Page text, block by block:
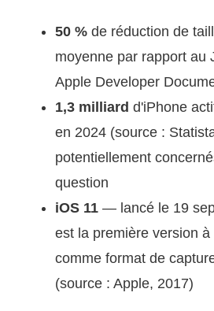
50 % de réduction de
moyenne par rapport au
Apple Developer
1,3 milliard d'iPhone
en 2024 (source :
potentiellement
question
iOS 11 — lancé le 19
est la première version
comme format de
(source : Apple, 2017)